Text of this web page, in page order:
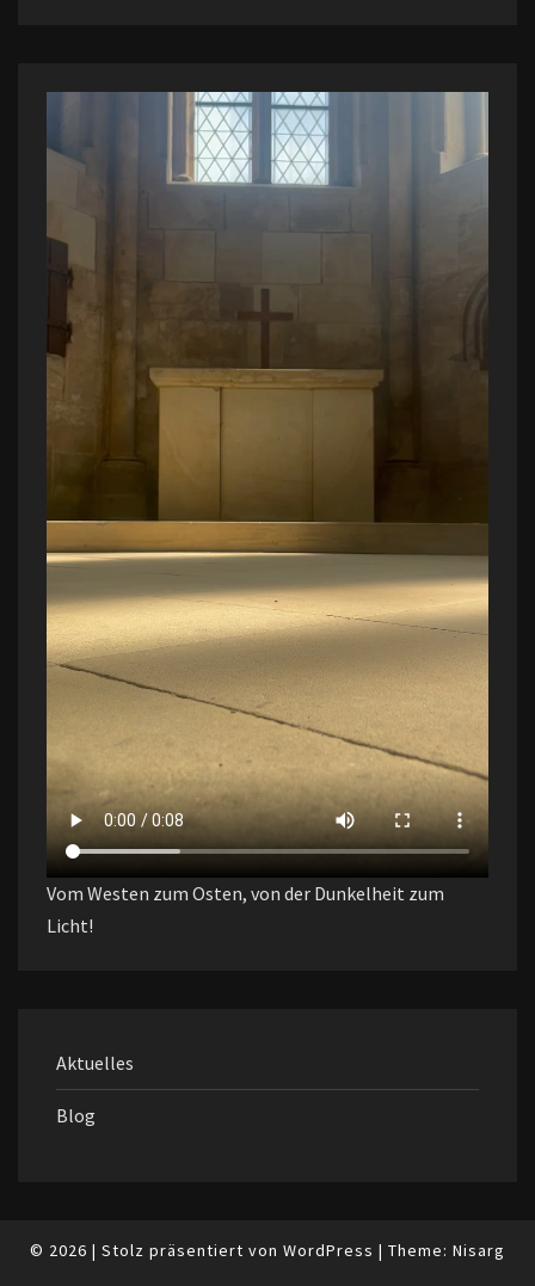
Vom Westen zum Osten, von der Dunkelheit zum
Licht!
Aktuelles
Blog
© 2026 | Stolz präsentiert von WordPress | Theme: Nisarg